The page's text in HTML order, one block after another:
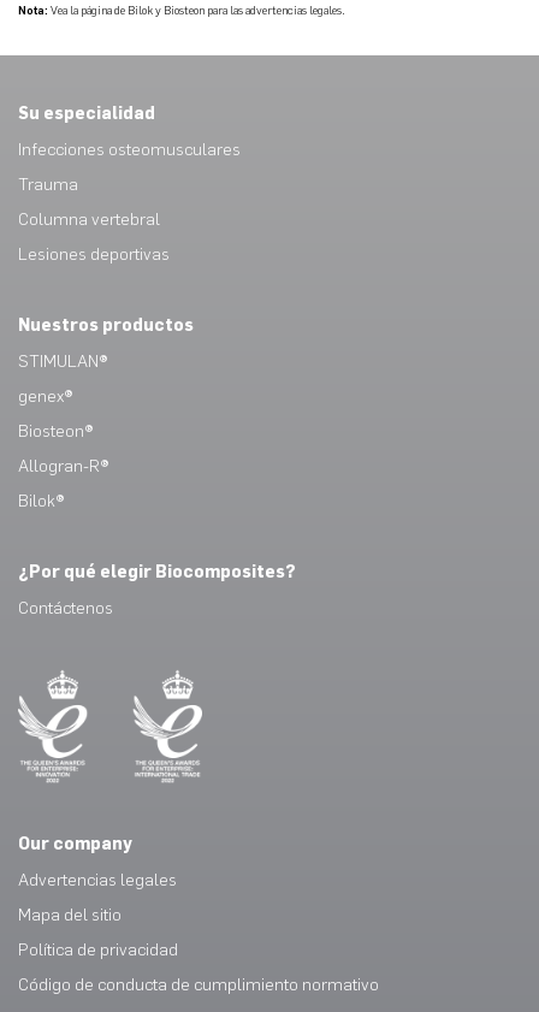
Nota: Vea la página de Bilok y Biosteon para las advertencias legales.
Su especialidad
Infecciones osteomusculares
Trauma
Columna vertebral
Lesiones deportivas
Nuestros productos
STIMULAN®
genex®
Biosteon®
Allogran-R®
Bilok®
¿Por qué elegir Biocomposites?
Contáctenos
Our company
Advertencias legales
Mapa del sitio
Política de privacidad
Código de conducta de cumplimiento normativo